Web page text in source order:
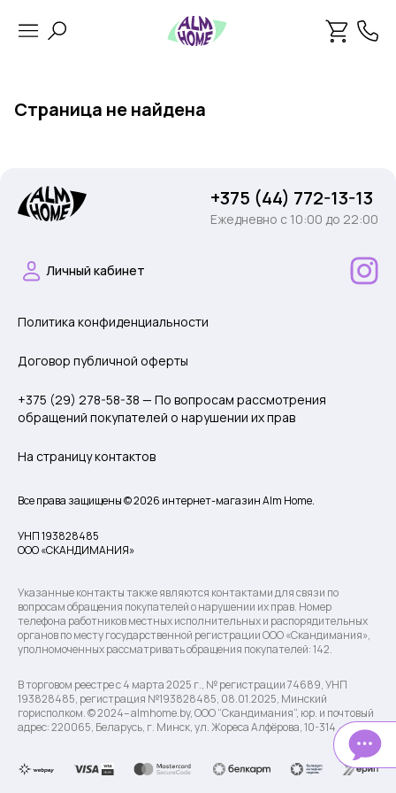
Страница не найдена
+375 (44) 772-13-13
Ежедневно c 10:00 до 22:00
Личный кабинет
Политика конфиденциальности
Договор публичной оферты
+375 (29) 278-58-38 — По вопросам рассмотрения
обращений покупателей о нарушении их прав
На страницу контактов
Все права защищены © 2026 интернет-магазин Alm Home.
УНП 193828485
ООО «СКАНДИМАНИЯ»
Указанные контакты также являются контактами для связи по
вопросам обращения покупателей о нарушении их прав. Номер
телефона работников местных исполнительных и распорядительных
органов по месту государственной регистрации ООО «Скандимания»,
уполномоченных рассматривать обращения покупателей: 142.
В торговом реестре с 4 марта 2025 г., № регистрации 74689, УНП
193828485, регистрация №193828485, 08.01.2025, Минский
горисполком. © 2024– almhome.by, ООО “Скандимания”, юр. и почтовый
адрес: 220065, Беларусь, г. Минск, ул. Жореса Алфёрова, 10-314